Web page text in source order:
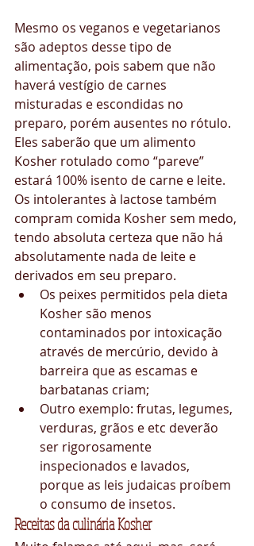
Mesmo os veganos e vegetarianos
são adeptos desse tipo de
alimentação, pois sabem que não
haverá vestígio de carnes
misturadas e escondidas no
preparo, porém ausentes no rótulo.
Eles saberão que um alimento
Kosher rotulado como “pareve”
estará 100% isento de carne e leite.
Os intolerantes à lactose também
compram comida Kosher sem medo,
tendo absoluta certeza que não há
absolutamente nada de leite e
derivados em seu preparo.
Os peixes permitidos pela dieta
Kosher são menos
contaminados por intoxicação
através de mercúrio, devido à
barreira que as escamas e
barbatanas criam;
Outro exemplo: frutas, legumes,
verduras, grãos e etc deverão
ser rigorosamente
inspecionados e lavados,
porque as leis judaicas proíbem
o consumo de insetos.
Receitas da culinária Kosher